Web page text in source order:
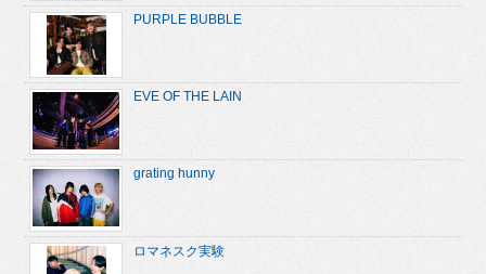
PURPLE BUBBLE
EVE OF THE LAIN
grating hunny
ロマネスク実験